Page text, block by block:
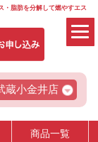
・脂肪を分解して燃やすエス
蔵小金井店
商品一覧